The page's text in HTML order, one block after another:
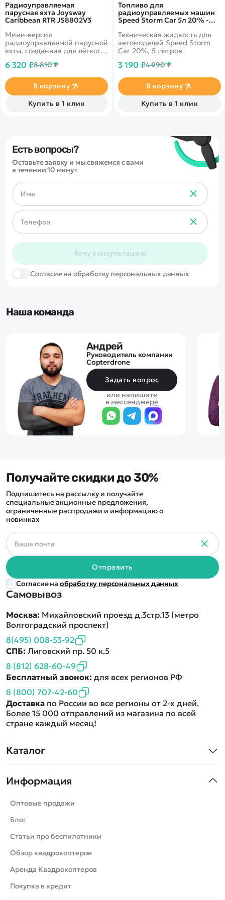
Радиоуправляемая
парусная яхта Joysway
Caribbean RTR JS8802V3
Мини-версия
радиоуправляемой парусной
яхты, созданная для лёгкого
хобби. Модель отличается
полностью готовой к
использованию
конфигурацией RTR (Ready-
To-Run): достаточно
архитектуре и стабильному
корпусу она прекрасно
подходит детям, новичкам и
тем, кто хочет
управлении парусником на
небольших водоёмах: в
пруду, бассейне или
спокойном озере.
6 320 ₽8 810 ₽
В корзину
Купить в 1 клик
Топливо для
радиоуправляемых машин
Speed Storm Car 5л 20% -
Техническая жидкость для
автомоделей Speed Storm
Car 20%, 5 литров
3 190 ₽4 990 ₽
В корзину
Купить в 1 клик
Есть вопросы?
Оставьте заявку и мы свяжемся с вами
в течении 10 минут
Хочу консультацию
Cогласие на обработку персональных данных
Наша команда
Андрей
Руководитель компании
Copterdrone
Задать вопрос
или напишите
в мессенджере
Каталог
Машинки
Танки
Вертолеты
Катера
Роботы
Самолеты
Сборные модели
Информация
Оптовые продажи
Блог
Статьи про беспилотники
Обзор квадрокоптеров
Аренда Квадрокоптеров
Покупка в кредит
Самовывоз
Москва: Михайловский проезд д.3стр.13 (метро
Волгоградский проспект)
8(495) 008-53-92
СПБ: Лиговский пр. 50 к.5
8 (812) 628-60-49
Бесплатный звонок: для всех регионов РФ
8 (800) 707-42-60
Доставка по России во все регионы от 2-х дней.
Более 15 000 отправлений из магазина по всей
стране каждый месяц!
Получайте скидки до 30%
Подпишитесь на рассылку и получайте
специальные акционные предложения,
ограниченные распродажи и информацию о
новинках
Отправить
Согласие на обработку персональных данных